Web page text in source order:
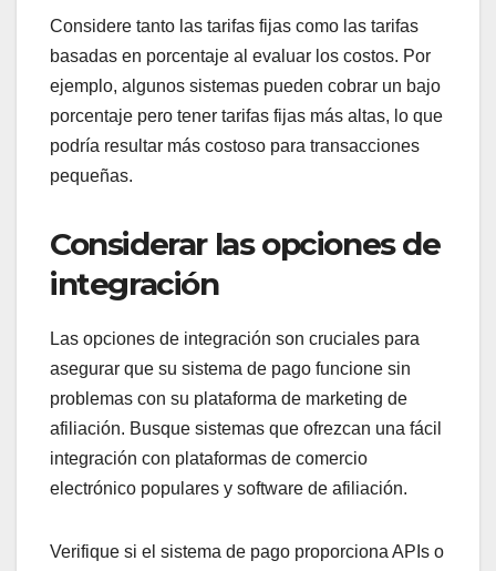
Considere tanto las tarifas fijas como las tarifas
basadas en porcentaje al evaluar los costos. Por
ejemplo, algunos sistemas pueden cobrar un bajo
porcentaje pero tener tarifas fijas más altas, lo que
podría resultar más costoso para transacciones
pequeñas.
Considerar las opciones de
integración
Las opciones de integración son cruciales para
asegurar que su sistema de pago funcione sin
problemas con su plataforma de marketing de
afiliación. Busque sistemas que ofrezcan una fácil
integración con plataformas de comercio
electrónico populares y software de afiliación.
Verifique si el sistema de pago proporciona APIs o